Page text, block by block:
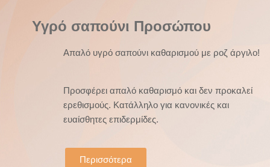
δέρμα σου
το φυσικό
άγγιγμα
των Ναϊάδων
Περισσότερα
Υγρό σαπούνι Προσώπου
Απαλό υγρό σαπούνι καθαρισμού με ροζ άργιλο!
Προσφέρει απαλό καθαρισμό και δεν προκαλεί
ερεθισμούς. Κατάλληλο για κανονικές και
ευαίσθητες επιδερμίδες.
Περισσότερα